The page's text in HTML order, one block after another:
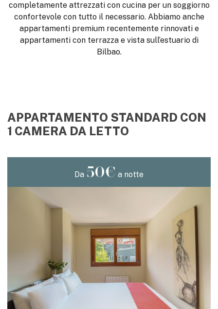
completamente attrezzati con cucina per un soggiorno
confortevole con tutto il necessario. Abbiamo anche
appartamenti premium recentemente rinnovati e
appartamenti con terrazza e vista sull’estuario di
Bilbao.
APPARTAMENTO STANDARD CON
1 CAMERA DA LETTO
Da 50€ a notte